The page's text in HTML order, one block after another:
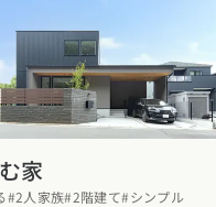
家
#2人家族#2階建て#シンプル